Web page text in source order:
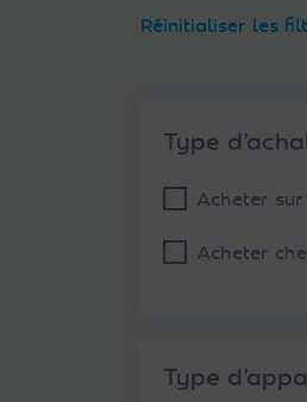
Réinitialiser les
Type
Acheter sur
Acheter
Type